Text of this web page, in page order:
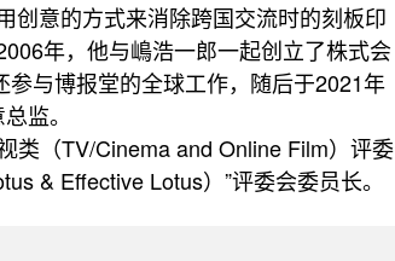
创意的方式来消除跨国交流时的刻板印
年，他与嶋浩一郎一起创立了株式会
与博报堂的全球工作，随后于2021年
监。
类（TV/Cinema and Online Film）评委
& Effective Lotus）”评委会委员长。